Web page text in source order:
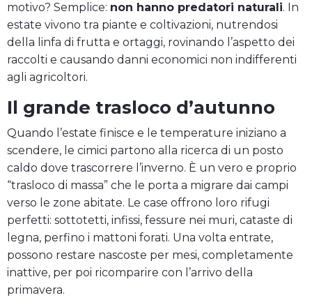
motivo? Semplice: non hanno predatori naturali. In
estate vivono tra piante e coltivazioni, nutrendosi
della linfa di frutta e ortaggi, rovinando l’aspetto dei
raccolti e causando danni economici non indifferenti
agli agricoltori.
Il grande trasloco d’autunno
Quando l’estate finisce e le temperature iniziano a
scendere, le cimici partono alla ricerca di un posto
caldo dove trascorrere l’inverno. È un vero e proprio
“trasloco di massa” che le porta a migrare dai campi
verso le zone abitate. Le case offrono loro rifugi
perfetti: sottotetti, infissi, fessure nei muri, cataste di
legna, perfino i mattoni forati. Una volta entrate,
possono restare nascoste per mesi, completamente
inattive, per poi ricomparire con l’arrivo della
primavera.